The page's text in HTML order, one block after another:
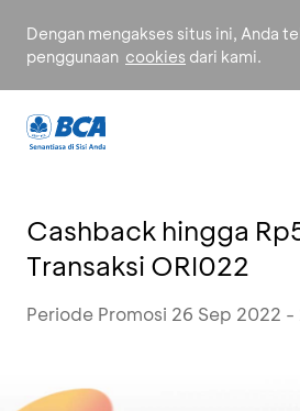
Dengan mengakses situs ini, Anda
penggunaan cookies dari kami.
Cashback hingga
Transaksi ORI022
Periode Promosi 26 Sep 2022